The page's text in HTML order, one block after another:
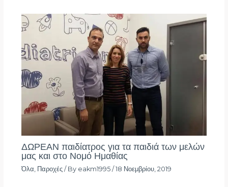
ΔΩΡΕΑΝ παιδίατρος για τα παιδιά των μελών
μας και στο Νομό Ημαθίας
Όλα Παροχές/ By eakm1995 /18 Νοεμβρίου, 2019